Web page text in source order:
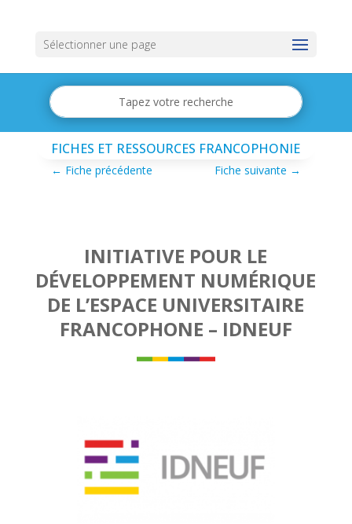
Sélectionner une page
FICHES ET RESSOURCES FRANCOPHONIE
← Fiche précédente Fiche suivante →
INITIATIVE POUR LE
DÉVELOPPEMENT NUMÉRIQUE
DE L’ESPACE UNIVERSITAIRE
FRANCOPHONE – IDNEUF